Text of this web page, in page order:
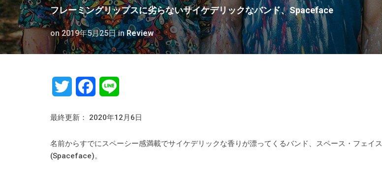
フレーミングリップスに劣らないサイケデリックなバンド、Spaceface
on2019年5月25日 inReview
Twitter Facebook
最終更新： 2020年12月6日
名前からすでにスペーシー感満載でサイケデリックな香りが漂ってくるバンド、スペース・フェイス
(Spaceface)。